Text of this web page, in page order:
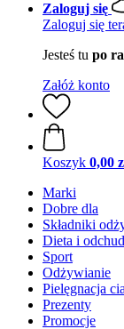
Zaloguj się
Zaloguj się
Jesteś tu po
Załóż konto
Koszyk 0,00
Marki
Dobre dla
Składniki
Dieta i
Sport
Odżywianie
Pielęgnacja
Prezenty
Promocje